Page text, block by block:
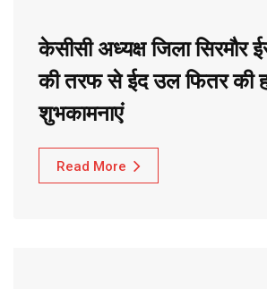
केसीसी अध्यक्ष जिला सिरमौर
की तरफ से ईद उल फितर की
शुभकामनाएं
Read More